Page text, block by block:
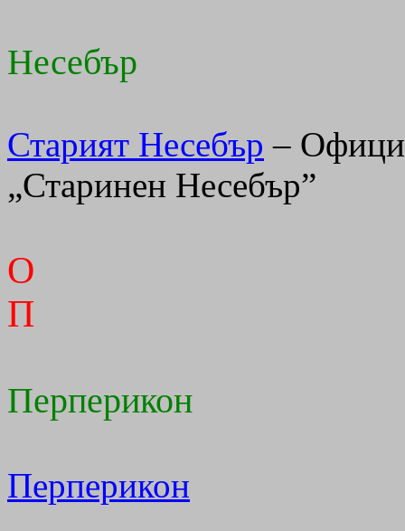
Несебър
Старият Несебър –
„Старинен Несебър”
О
П
Перперикон
Перперикон